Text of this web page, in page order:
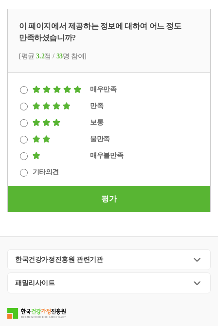
이 페이지에서 제공하는 정보에 대하여 어느 정도
만족하셨습니까?
[평균3.2점 / 33명 참여]
매우만족
만족
보통
불만족
매우불만족
기타의견
평가
한국건강가정진흥원 관련기관
패밀리사이트